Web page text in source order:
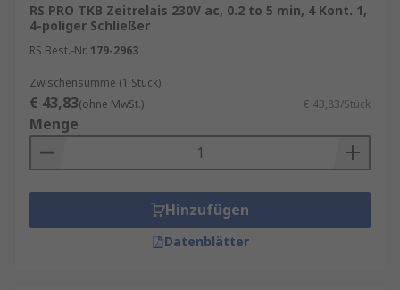
RS PRO TKB Zeitrelais 230V ac, 0.2 to 5 min, 4 Kont. 1,
4-poliger Schließer
RS Best.-Nr. 179-2963
Zwischensumme (1 Stück)
€ 43,83(ohne MwSt.) € 43,83/Stück
Menge
Hinzufügen
Datenblätter